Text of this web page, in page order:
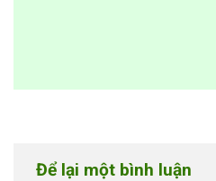
Để lại một bình luận